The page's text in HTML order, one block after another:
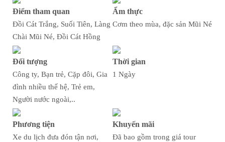
Điểm tham quan
Đồi Cát Trắng, Suối Tiên, Làng
Chài Mũi Né, Đồi Cát Hồng
Ẩm thực
Cơm theo mùa, đặc sản Mũi Né
Đối tượng
Công ty, Bạn trẻ, Cặp đôi, Gia
đình nhiều thế hệ, Trẻ em,
Người nước ngoài,..
Thời gian
1 Ngày
Phương tiện
Xe du lịch đưa đón tận nơi,
Khuyến mãi
Đã bao gồm trong giá tour